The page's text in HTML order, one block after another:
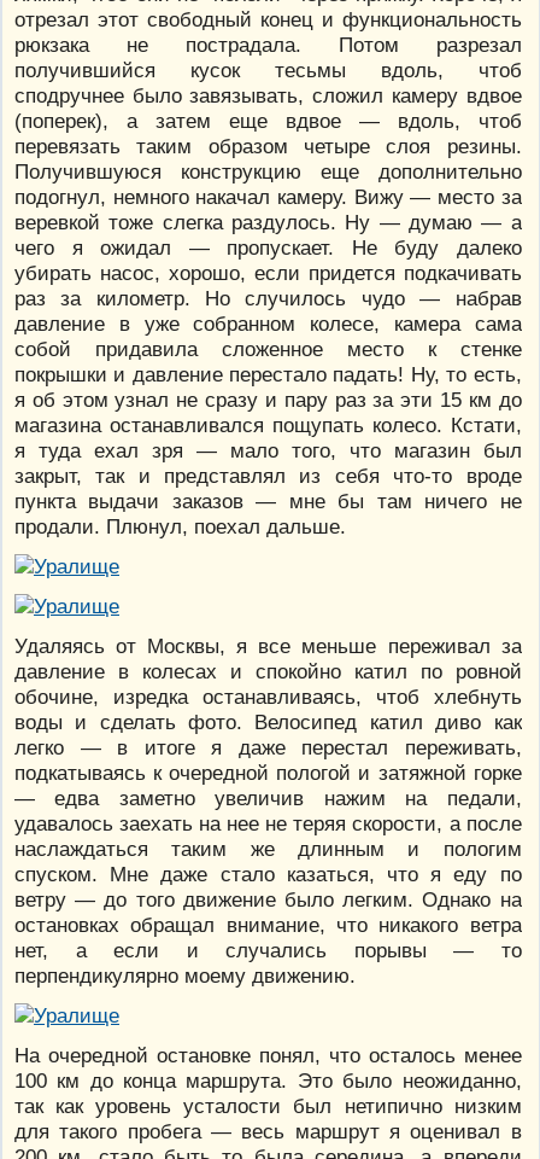
отрезал этот свободный конец и функциональность
рюкзака не пострадала. Потом разрезал
получившийся кусок тесьмы вдоль, чтоб
сподручнее было завязывать, сложил камеру вдвое
(поперек), а затем еще вдвое — вдоль, чтоб
перевязать таким образом четыре слоя резины.
Получившуюся конструкцию еще дополнительно
подогнул, немного накачал камеру. Вижу — место за
веревкой тоже слегка раздулось. Ну — думаю — а
чего я ожидал — пропускает. Не буду далеко
убирать насос, хорошо, если придется подкачивать
раз за километр. Но случилось чудо — набрав
давление в уже собранном колесе, камера сама
собой придавила сложенное место к стенке
покрышки и давление перестало падать! Ну, то есть,
я об этом узнал не сразу и пару раз за эти 15 км до
магазина останавливался пощупать колесо. Кстати,
я туда ехал зря — мало того, что магазин был
закрыт, так и представлял из себя что-то вроде
пункта выдачи заказов — мне бы там ничего не
продали. Плюнул, поехал дальше.
Удаляясь от Москвы, я все меньше переживал за
давление в колесах и спокойно катил по ровной
обочине, изредка останавливаясь, чтоб хлебнуть
воды и сделать фото. Велосипед катил диво как
легко — в итоге я даже перестал переживать,
подкатываясь к очередной пологой и затяжной горке
— едва заметно увеличив нажим на педали,
удавалось заехать на нее не теряя скорости, а после
наслаждаться таким же длинным и пологим
спуском. Мне даже стало казаться, что я еду по
ветру — до того движение было легким. Однако на
остановках обращал внимание, что никакого ветра
нет, а если и случались порывы — то
перпендикулярно моему движению.
На очередной остановке понял, что осталось менее
100 км до конца маршрута. Это было неожиданно,
так как уровень усталости был нетипично низким
для такого пробега — весь маршрут я оценивал в